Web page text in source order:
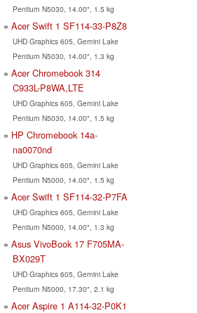
Pentium N5030, 14.00", 1.5 kg
Acer Swift 1 SF114-33-P8Z8
UHD Graphics 605, Gemini Lake
Pentium N5030, 14.00", 1.3 kg
Acer Chromebook 314
C933L-P8WA,LTE
UHD Graphics 605, Gemini Lake
Pentium N5030, 14.00", 1.5 kg
HP Chromebook 14a-
na0070nd
UHD Graphics 605, Gemini Lake
Pentium N5000, 14.00", 1.5 kg
Acer Swift 1 SF114-32-P7FA
UHD Graphics 605, Gemini Lake
Pentium N5000, 14.00", 1.3 kg
Asus VivoBook 17 F705MA-
BX029T
UHD Graphics 605, Gemini Lake
Pentium N5000, 17.30", 2.1 kg
Acer Aspire 1 A114-32-P0K1